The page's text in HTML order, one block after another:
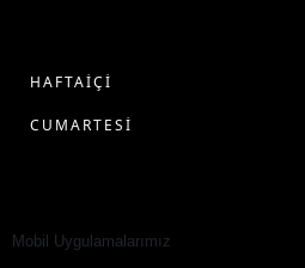
HAFTAİÇİ
CUMARTESİ
Mobil Uygulamalarımız